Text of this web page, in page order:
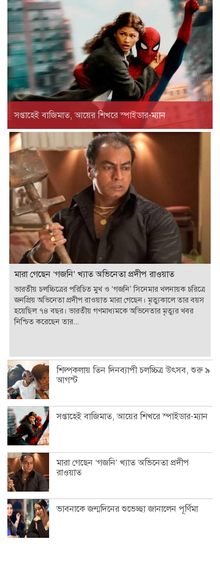
সপ্তাহেই বাজিমাত, আয়ের শিখরে স্পাইডার-ম্যান
মারা গেছেন ‘গজনি’ খ্যাত অভিনেতা প্রদীপ রাওয়াত
ভারতীয় চলচ্চিত্রের পরিচিত মুখ ও ‘গজনি’ সিনেমার খলনায়ক চরিত্রে
জনপ্রিয় অভিনেতা প্রদীপ রাওয়াত মারা গেছেন। মৃত্যুকালে তার বয়স
হয়েছিল ৭৪ বছর। ভারতীয় গণমাধ্যমকে অভিনেতার মৃত্যুর খবর
নিশ্চিত করেছেন তার...
শিল্পকলায় তিন দিনব্যাপী চলচ্চিত্র উৎসব, শুরু ৯
আগস্ট
সপ্তাহেই বাজিমাত, আয়ের শিখরে স্পাইডার-ম্যান
মারা গেছেন ‘গজনি’ খ্যাত অভিনেতা প্রদীপ
রাওয়াত
ভাবনাকে জন্মদিনের শুভেচ্ছা জানালেন পূর্ণিমা